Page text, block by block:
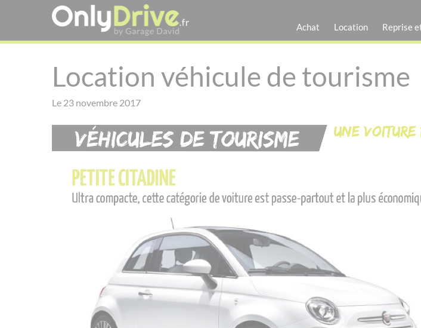
Achat Location Reprise
Location véhicule de tourisme
Le 23 novembre 2017